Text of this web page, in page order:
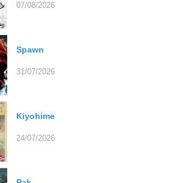
07/08/2026
Spawn
31/07/2026
Kiyohime
24/07/2026